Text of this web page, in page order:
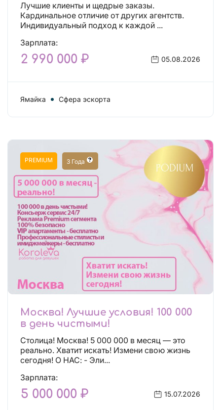
Лучшие клиенты и щедрые заказы.
Кардинальное отличие от других агентств.
Индивидуальный подход к каждой ...
Зарплата:
2 990 000 ₽ 05.08.2026
Ямайка Сфера эскорта
PREMIUM 3 Года
Москва! Лучшие условия! 100 000
в день чистыми!
Столица! Москва! 5 000 000 в месяц — это
реально. Хватит искать! Измени свою жизнь
сегодня! О НАС: - Эли...
Зарплата:
5 000 000 ₽ 15.07.2026